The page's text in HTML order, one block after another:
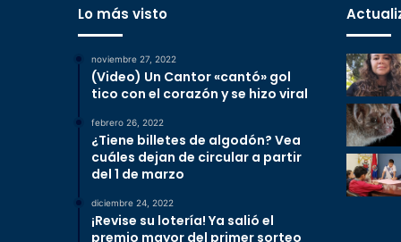
Lo más visto
noviembre 27, 2022
(Video) Un Cantor «cantó» gol
tico con el corazón y se hizo viral
febrero 26, 2022
¿Tiene billetes de algodón? Vea
cuáles dejan de circular a partir
del 1 de marzo
diciembre 24, 2022
¡Revise su lotería! Ya salió el
premio mayor del primer sorteo